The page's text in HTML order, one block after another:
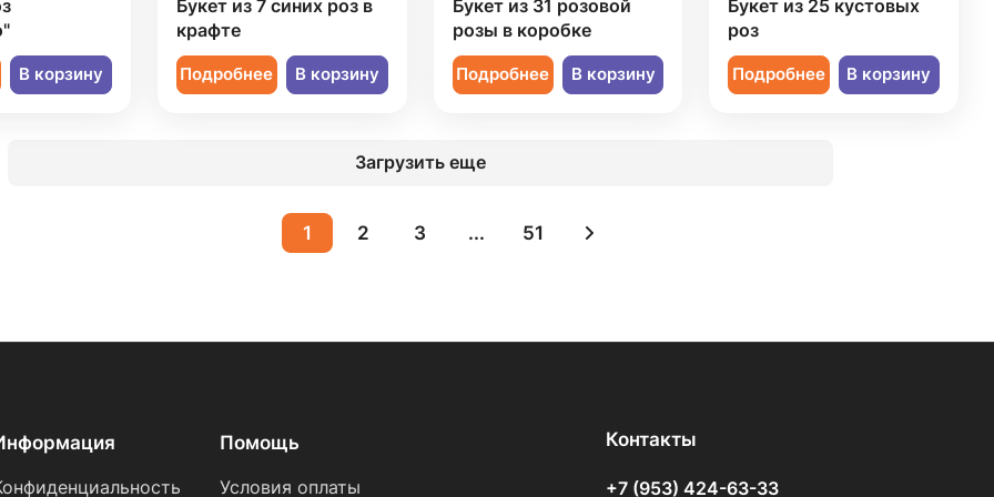
В корзину
Букет из 7 синих роз в
крафте
Подробнее В корзину
Букет из 31 розовой
розы в коробке
Подробнее В корзину
Букет из 25 кустовых
роз
Подробнее В корзину
Загрузить еще
1 2 3 ... 51
Помощь
Условия оплаты
Контакты
+7 (953) 424-63-33